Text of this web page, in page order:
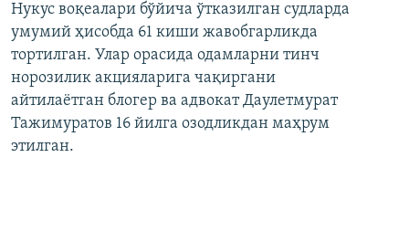
Нукус воқеалари бўйича ўтказилган судларда
умумий ҳисобда 61 киши жавобгарликда
тортилган. Улар орасида одамларни тинч
норозилик акцияларига чақиргани
айтилаётган блогер ва адвокат Даулетмурат
Тажимуратов 16 йилга озодликдан маҳрум
этилган.